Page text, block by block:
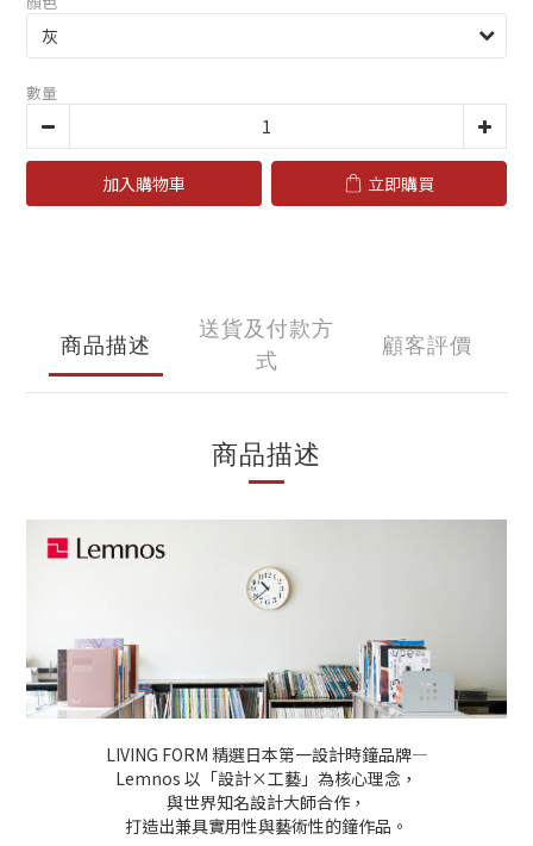
數量
加入購物車 立即購買
商品描述
送貨及付款方
式
顧客評價
商品描述
LIVING FORM 精選日本第一設計時鐘品牌—
Lemnos 以「設計×工藝」為核心理念，
與世界知名設計大師合作，
打造出兼具實用性與藝術性的鐘作品。